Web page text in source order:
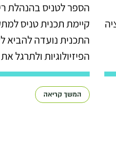
הספר לטניס בהנהלת
קיימת תכנית טניס
התכנית נועדה להביא
הפיזיולוגיות ולתרגל
המשך קריאה